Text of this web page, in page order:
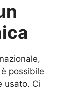
possibile
usato. Ci